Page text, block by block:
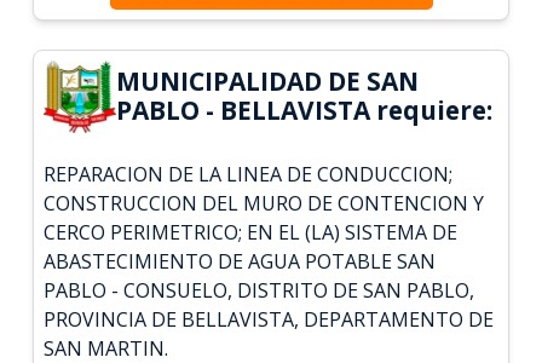
MUNICIPALIDAD DE SAN
PABLO - BELLAVISTA requiere:
REPARACION DE LA LINEA DE CONDUCCION;
CONSTRUCCION DEL MURO DE CONTENCION Y
CERCO PERIMETRICO; EN EL (LA) SISTEMA DE
ABASTECIMIENTO DE AGUA POTABLE SAN
PABLO - CONSUELO, DISTRITO DE SAN PABLO,
PROVINCIA DE BELLAVISTA, DEPARTAMENTO DE
SAN MARTIN.